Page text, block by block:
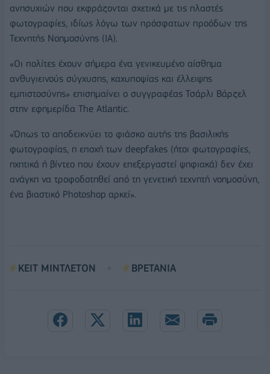
ανησυχιών που εκφράζονται σχετικά με τις πλαστές
φωτογραφίες, ιδίως λόγω των πρόσφατων προόδων της
Τεχνητής Νοημοσύνης (IA).
«Οι πολίτες έχουν σήμερα ένα γενικευμένο αίσθημα
ανθυγιεινούς σύγχυσης, καχυποψίας και έλλειψης
εμπιστοσύνης» επισημαίνει ο συγγραφέας Τσάρλι Βάρζελ
στην εφημερίδα The Atlantic.
«Όπως το αποδεικνύει το φιάσκο αυτής της βασιλικής
φωτογραφίας, η εποχή των deepfakes (ήτοι φωτογραφίες,
ηχητικά ή βίντεο που έχουν επεξεργαστεί ψηφιακά) δεν έχει
ανάγκη να τροφοδοτηθεί από τη γενετική τεχνητή νοημοσύνη,
ένα βιαστικό Photoshop αρκεί».
ΚΕΙΤ ΜΙΝΤΛΕΤΟΝ ΒΡΕΤΑΝΙΑ